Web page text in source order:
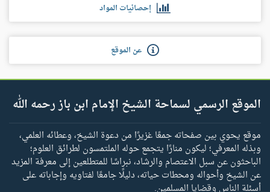
إحصائيات المواد
عن الموقع
الموقع الرسمي لسماحة الشيخ الإمام ابن باز رحمه الله
موقع يحوي بين صفحاته جمعًا غزيرًا من دعوة الشيخ، وعطائه العلمي،
وبذله المعرفي؛ ليكون منارًا يتجمع حوله الملتمسون لطرائق العلوم؛
الباحثون عن سبل الاعتصام والرشاد، نبراسًا للمتطلعين إلى معرفة المزيد
عن الشيخ وأحواله ومحطات حياته، دليلًا جامعًا لفتاويه وإجاباته على
أسئلة الناس وقضايا المسلمين.